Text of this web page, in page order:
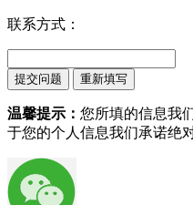
联系方式：
温馨提示： 您所填的信息我
于您的个人信息我们承诺绝